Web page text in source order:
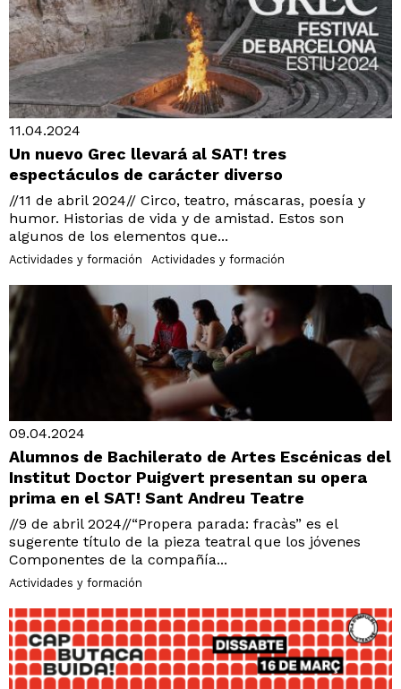
11.04.2024
Un nuevo Grec llevará al SAT! tres
espectáculos de carácter diverso
//11 de abril 2024// Circo, teatro, máscaras, poesía y
humor. Historias de vida y de amistad. Estos son
algunos de los elementos que...
Actividades y formación Actividades y formación
09.04.2024
Alumnos de Bachilerato de Artes Escénicas del
Institut Doctor Puigvert presentan su opera
prima en el SAT! Sant Andreu Teatre
//9 de abril 2024//“Propera parada: fracàs” es el
sugerente título de la pieza teatral que los jóvenes
Componentes de la compañía...
Actividades y formación